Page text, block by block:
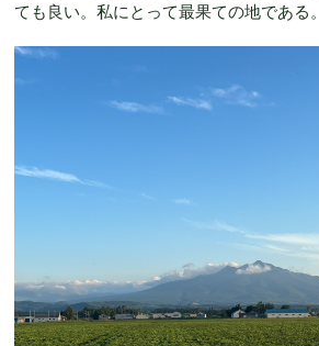
ても良い。私にとって最果ての地である。